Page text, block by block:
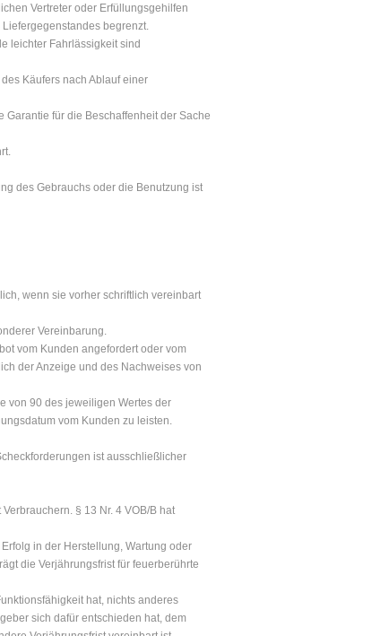
Vertreter oder Erfüllungsgehilfen
begrenzt.
leichter Fahrlässigkeit sind
Käufers nach Ablauf einer
für die Beschaffenheit der Sache
des Gebrauchs oder die Benutzung ist
wenn sie vorher schriftlich vereinbart
Vereinbarung.
vom Kunden angefordert oder vom
der Anzeige und des Nachweises von
von 90 des jeweiligen Wertes der
vom Kunden zu leisten.
ist ausschließlicher
§ 13 Nr. 4 VOB/B hat
in der Herstellung, Wartung oder
die Verjährungsfrist für feuerberührte
hat, nichts anderes
sich dafür entschieden hat, dem